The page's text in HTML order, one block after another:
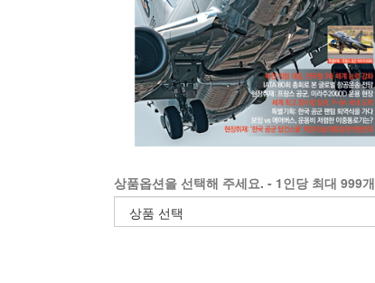
상품옵션을 선택해 주세요. - 1인당 최대 999개